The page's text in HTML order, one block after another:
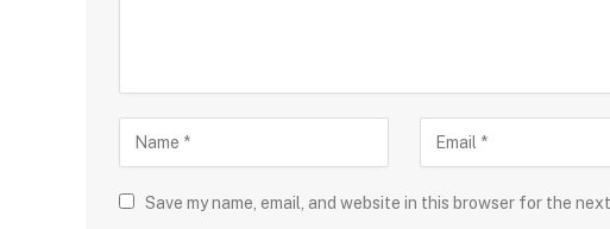
Save my name, email, and website in this browser for the